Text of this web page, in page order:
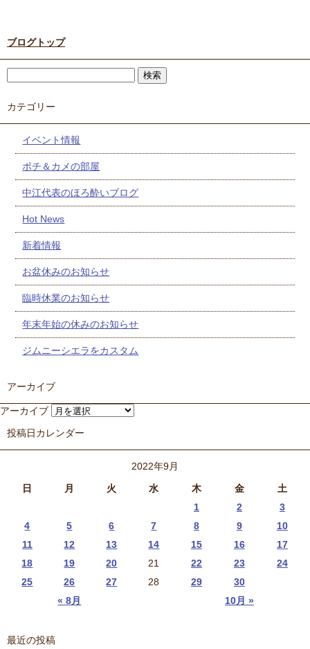
ブログトップ
カテゴリー
イベント情報
ポチ＆カメの部屋
中江代表のほろ酔いブログ
Hot News
新着情報
お盆休みのお知らせ
臨時休業のお知らせ
年末年始の休みのお知らせ
ジムニーシエラをカスタム
アーカイブ
アーカイブ
投稿日カレンダー
2022年9月
日
月 火 水 木 金 土
« 8月 10月 »
1 2
3
4
5 6 7 8 9
10
11
12 13 14 15 16
17
18
19 20 21 22 23
24
25
26 27 28 29 30
最近の投稿